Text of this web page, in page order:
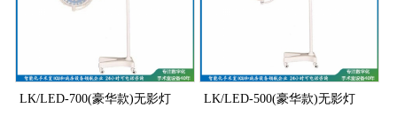
LK/LED-700(豪华款)无影灯 LK/LED-500(豪华款)无影灯